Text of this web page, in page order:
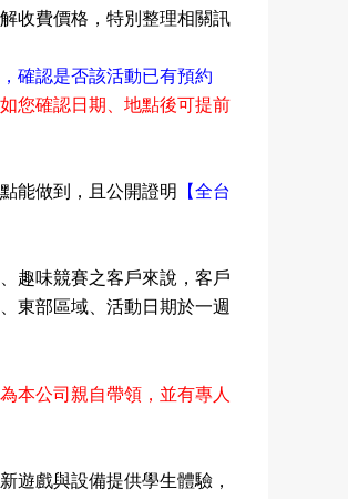
收費價格，特別整理相關訊
確認是否該活動已有預約
如您確認日期
、地點後可提前
能做到，且公開證明 【全台
趣味競賽之客戶來說，客戶
東部區域、活動日期於一週
本公司親自帶領，並有專人
遊戲與設備提供學生體驗，